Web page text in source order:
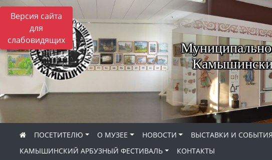
Версия сайта
для
слабовидящих
ПОСЕТИТЕЛЮ О МУЗЕЕ НОВОСТИ ВЫСТАВКИ И СОБЫТИЯ
КАМЫШИНСКИЙ АРБУЗНЫЙ ФЕСТИВАЛЬ
КОНТАКТЫ